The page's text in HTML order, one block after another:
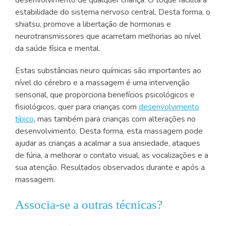
estabilidade do sistema nervoso central. Desta forma, o
shiatsu, promove a libertação de hormonas e
neurotransmissores que acarretam melhorias ao nível
da saúde física e mental.
Estas substâncias neuro químicas são importantes ao
nível do cérebro e a massagem é uma intervenção
sensorial, que proporciona benefícios psicológicos e
fisiológicos, quer para crianças com desenvolvimento
típico, mas também para crianças com alterações no
desenvolvimento. Desta forma, esta massagem pode
ajudar as crianças a acalmar a sua ansiedade, ataques
de fúria, a melhorar o contato visual, as vocalizações e a
sua atenção. Resultados observados durante e após a
massagem.
Associa-se a outras técnicas?